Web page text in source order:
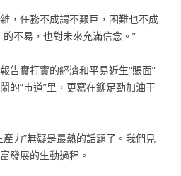
，任務不成謂不艱巨，困難也不成
不易，也對未來充滿信念。”
告實打實的經濟和平易近生“賬面”
的“市道”里，更寫在鉚足勁加油干
力”無疑是最熱的話題了。我們見
發展的生動過程。